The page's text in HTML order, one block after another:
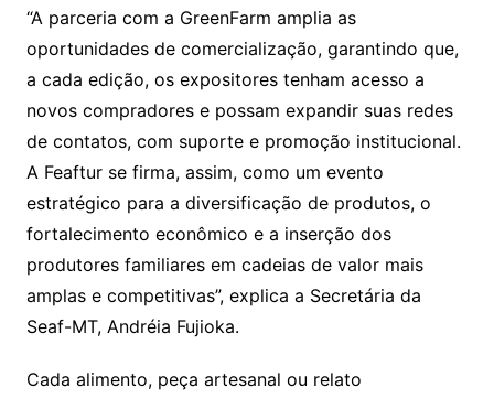
“A parceria com a GreenFarm amplia as
oportunidades de comercialização, garantindo que,
a cada edição, os expositores tenham acesso a
novos compradores e possam expandir suas redes
de contatos, com suporte e promoção institucional.
A Feaftur se firma, assim, como um evento
estratégico para a diversificação de produtos, o
fortalecimento econômico e a inserção dos
produtores familiares em cadeias de valor mais
amplas e competitivas”, explica a Secretária da
Seaf-MT, Andréia Fujioka.
Cada alimento, peça artesanal ou relato